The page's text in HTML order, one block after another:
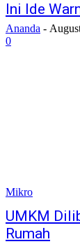
Ini Ide
Ananda -
0
Mikro
UMKM
Rumah